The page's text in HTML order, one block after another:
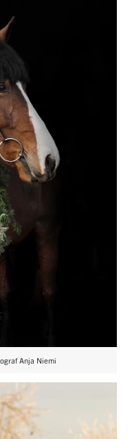
Anja Niemi